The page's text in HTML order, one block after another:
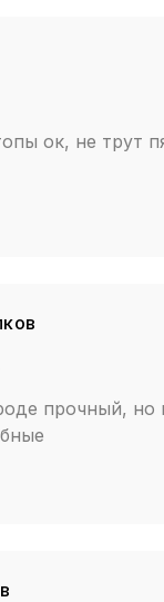
ок, не трут
прочный, но